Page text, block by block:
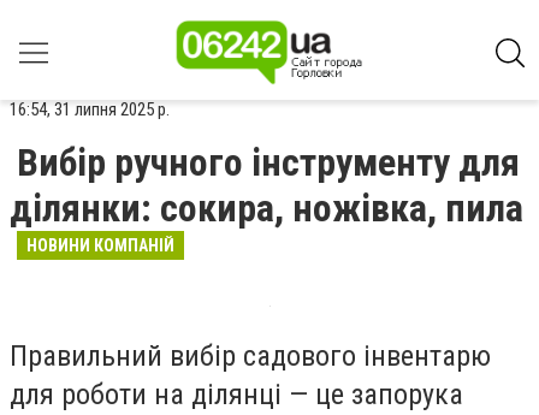
16:54, 31 липня 2025 р.
Вибір ручного інструменту для
ділянки: сокира, ножівка, пила
НОВИНИ КОМПАНІЙ
Правильний вибір садового інвентарю
для роботи на ділянці — це запорука